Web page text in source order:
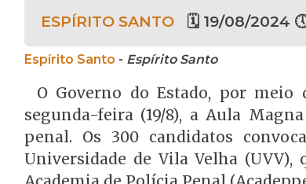
ESPÍRITO SANTO 🗓 19/08/2024
Espírito Santo - Espírito Santo
O Governo do Estado, por meio
segunda-feira (19/8), a Aula
penal. Os 300 candidatos
Universidade de Vila Velha